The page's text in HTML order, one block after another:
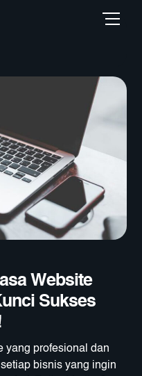
Website
Sukses
yang profesional dan
bisnis yang ingin